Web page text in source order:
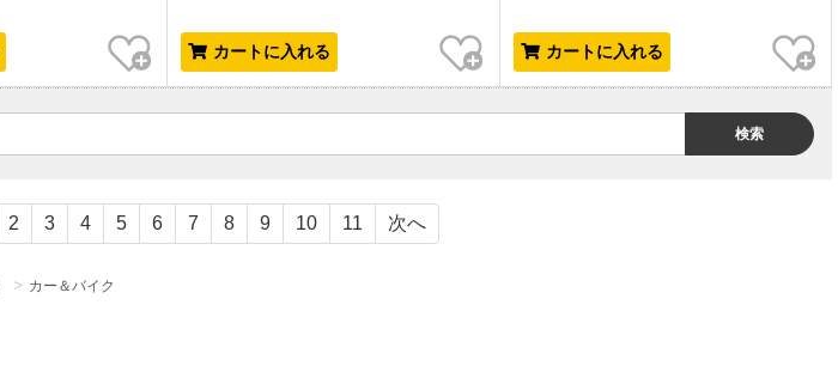
カー＆バイク
お気に入り
カートに入れる
お気に入り
カートに入れる
お気に入り
検索
2 3 4 5 6 7 8 9 10 11 次へ